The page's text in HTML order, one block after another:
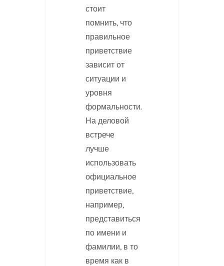
стоит
помнить, что
правильное
приветствие
зависит от
ситуации и
уровня
формальности.
На деловой
встрече
лучше
использовать
официальное
приветствие,
например,
представиться
по имени и
фамилии, в то
время как в